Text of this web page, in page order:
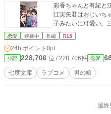
・「バッドエンドを
というシンプルな
ド」「メスイキ・マ
堕ち妄想で無理やり絶頂
E OVER】は主人公
赦の無い末路を辿ります…！ ・【GAME
本格的なバッドエンドもあります
は、キャラの主観視
ていく内面や、娼婦
なくても良いです
彩香ちゃんと有紀と
江実矢君はおじいち
子みたいに可愛い。
恋愛 連載中 長編 R15
24h.ポイント 0pt
小説 228,706 位 / 228,706件 恋愛
七度文庫 ラブコメ 男の娘
最終